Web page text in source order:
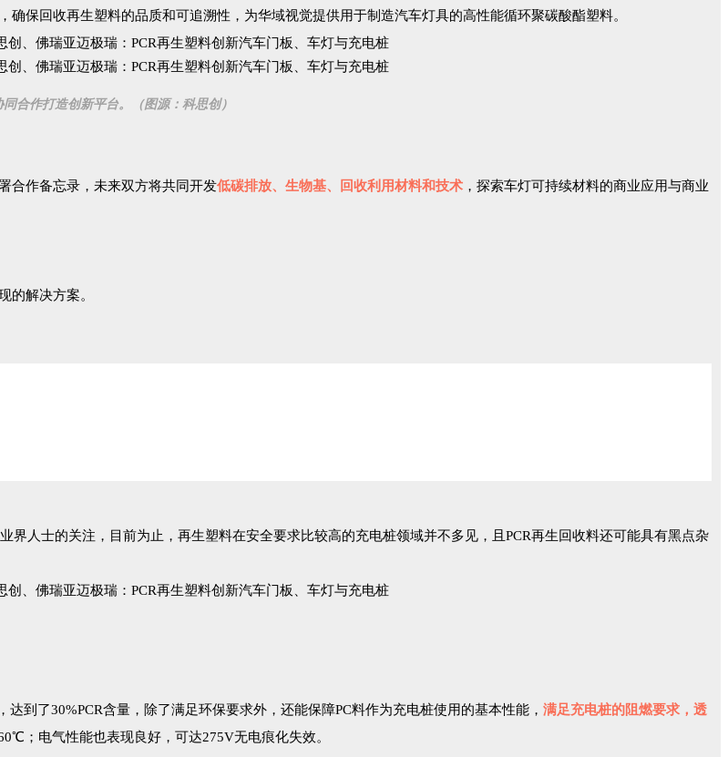
，确保回收再生塑料的品质和可追溯性，为华域视觉提供用于制造汽车灯具的高性能循环聚碳酸酯塑料。
合作打造创新平台。（图源：科思创）
合作备忘录，未来双方将共同开发低碳排放、生物基、回收利用材料和技术 ，探索车灯可持续材料的商业应用与商业
的解决方案。
业界人士的关注，目前为止，再生塑料在安全要求比较高的充电桩领域并不多见，且PCR再生回收料还可能具有黑点杂
，达到了30%PCR含量，除了满足环保要求外，还能保障PC料作为充电桩使用的基本性能， 满足充电桩的阻燃要求，透
；电气性能也表现良好，可达275V无电痕化失效。